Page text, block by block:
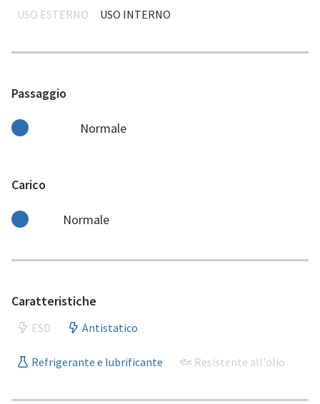
USO ESTERNO USO INTERNO
Passaggio
Normale
Carico
Normale
Caratteristiche
ESD Antistatico
Refrigerante e lubrificante Resistente all'olio